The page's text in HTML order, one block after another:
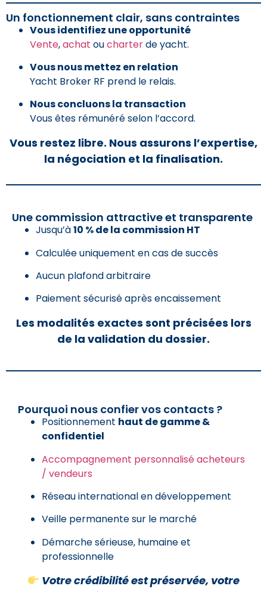
Un fonctionnement clair, sans contraintes
Vous identifiez une opportunité
Vente,achat oucharterde yacht.
Vous nous mettez en relation
Yacht Broker RF prend le relais.
Nous concluons la transaction
Vous êtes rémunéré selon l’accord.
Vous restez libre. Nous assurons l’expertise,
la négociation et la finalisation.
Une commission attractive et transparente
Jusqu’à10 % de la commission HT
Calculée uniquement en cas de succès
Aucun plafond arbitraire
Paiement sécurisé après encaissement
Les modalités exactes sont précisées lors
de la validation du dossier.
Pourquoi nous confier vos contacts ?
Positionnement haut de gamme &
confidentiel
Accompagnement personnalisé acheteurs
/ vendeurs
Réseau international en développement
Veille permanente sur le marché
Démarche sérieuse, humaine et
professionnelle
Votre crédibilité est préservée, votre